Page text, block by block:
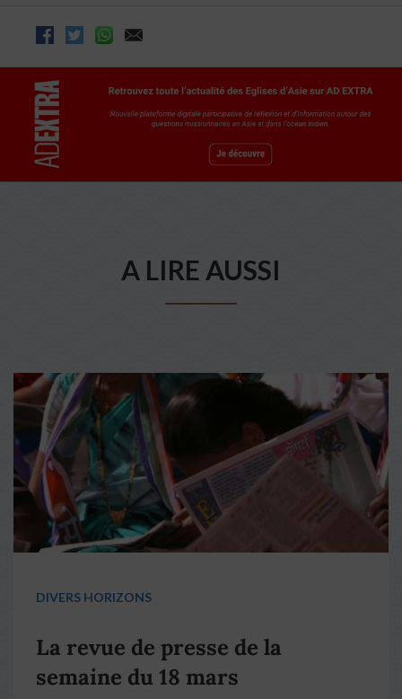
A LIRE AUSSI
DIVERS HORIZONS
La revue de presse de la
semaine du 18 mars